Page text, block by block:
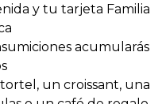
y tu tarjeta Familia
acumularás
un croissant, una